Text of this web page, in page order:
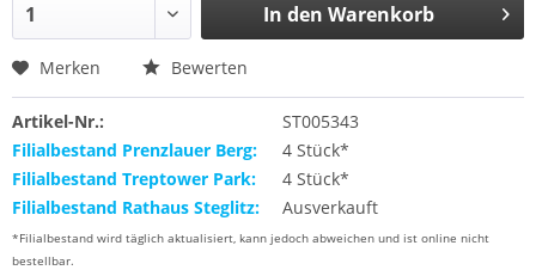
In den Warenkorb
Merken Bewerten
Artikel-Nr.:
ST005343
Filialbestand Prenzlauer Berg:
4 Stück*
Filialbestand Treptower Park:
4 Stück*
Filialbestand Rathaus Steglitz:
Ausverkauft
*Filialbestand wird täglich aktualisiert, kann jedoch abweichen und ist online nicht
bestellbar.